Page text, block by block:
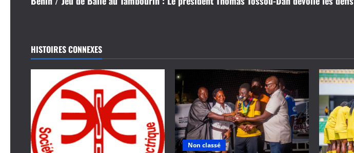
g
a
i
o
HISTOIRES CONNEXES
Non classé